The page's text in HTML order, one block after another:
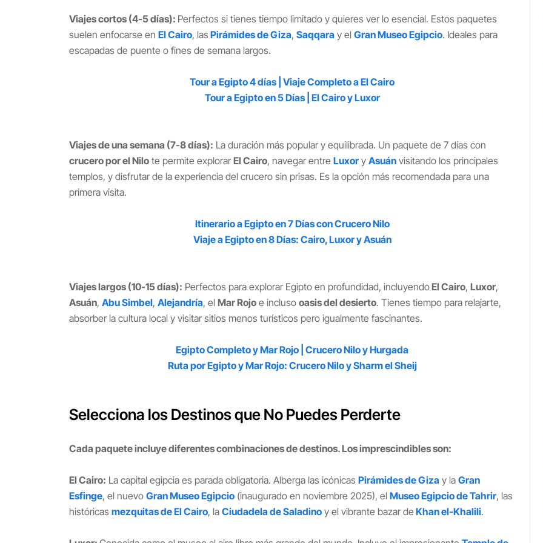
Viajes cortos (4-5 días): Perfectos si tienes tiempo limitado y quieres ver lo esencial. Estos paquetes
suelen enfocarse en El Cairo, las Pirámides de Giza, Saqqara y el Gran Museo Egipcio. Ideales para
escapadas de puente o fines de semana largos.
Tour a Egipto 4 días | Viaje Completo a El Cairo
Tour a Egipto en 5 Días | El Cairo y Luxor
Viajes de una semana (7-8 días): La duración más popular y equilibrada. Un paquete de 7 días con
crucero por el Nilo te permite explorarEl Cairo, navegar entre Luxor y Asuán visitando los principales
templos, y disfrutar de la experiencia del crucero sin prisas. Es la opción más recomendada para una
primera visita.
Itinerario a Egipto en 7 Días con Crucero Nilo
Viaje a Egipto en 8 Días: Cairo, Luxor y Asuán
Viajes largos (10-15 días): Perfectos para explorar Egipto en profundidad, incluyendoEl Cairo, Luxor,
Asuán, Abu Simbel, Alejandría, el Mar Rojo e incluso oasis del desierto. Tienes tiempo para relajarte,
absorber la cultura local y visitar sitios menos turísticos pero igualmente fascinantes.
Egipto Completo y Mar Rojo | Crucero Nilo y Hurgada
Ruta por Egipto y Mar Rojo: Crucero Nilo y Sharm el Sheij
Selecciona los Destinos que No Puedes Perderte
Cada paquete incluye diferentes combinaciones de destinos. Los imprescindibles son:
El Cairo: La capital egipcia es parada obligatoria. Alberga las icónicas Pirámides de Giza y la Gran
Esfinge, el nuevo Gran Museo Egipcio (inaugurado en noviembre 2025), el Museo Egipcio de Tahrir, las
históricas mezquitas de El Cairo, la Ciudadela de Saladino y el vibrante bazar de Khan el-Khalili.